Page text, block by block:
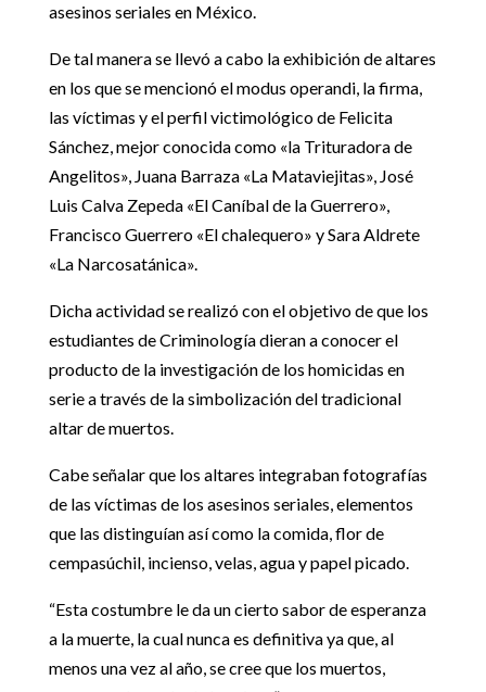
asesinos seriales en México.
De tal manera se llevó a cabo la exhibición de altares
en los que se mencionó el modus operandi, la firma,
las víctimas y el perfil victimológico de Felicita
Sánchez, mejor conocida como «la Trituradora de
Angelitos», Juana Barraza «La Mataviejitas», José
Luis Calva Zepeda «El Caníbal de la Guerrero»,
Francisco Guerrero «El chalequero» y Sara Aldrete
«La Narcosatánica».
Dicha actividad se realizó con el objetivo de que los
estudiantes de Criminología dieran a conocer el
producto de la investigación de los homicidas en
serie a través de la simbolización del tradicional
altar de muertos.
Cabe señalar que los altares integraban fotografías
de las víctimas de los asesinos seriales, elementos
que las distinguían así como la comida, flor de
cempasúchil, incienso, velas, agua y papel picado.
“Esta costumbre le da un cierto sabor de esperanza
a la muerte, la cual nunca es definitiva ya que, al
menos una vez al año, se cree que los muertos,